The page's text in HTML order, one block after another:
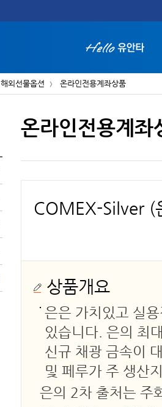
해외선물옵션 온라인전용계좌상품
온라인전용계좌
COMEX-Silver
상품개요
은은 가치있고 실
있습니다. 은의 최
신규 채광 금속이
및 페루가 주 생산
은의 2차 출처는 주